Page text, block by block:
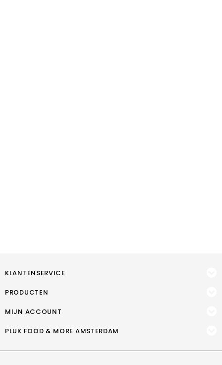
KLANTENSERVICE
PRODUCTEN
MIJN ACCOUNT
PLUK FOOD & MORE AMSTERDAM